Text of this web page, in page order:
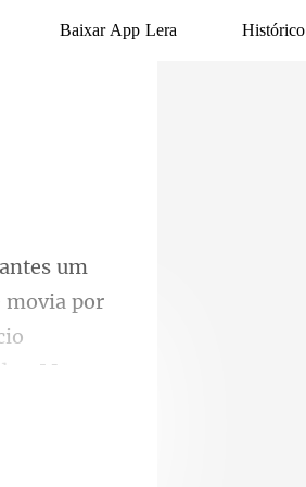
Baixar App Lera Histórico
movia por